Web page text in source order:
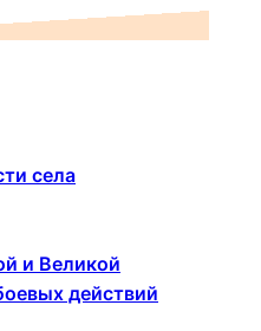
села
и Великой
действий